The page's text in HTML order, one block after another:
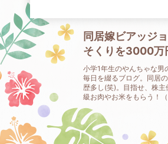
同居嫁ビアッジ
そくりを3000万
小学1年生のやんちゃな男
毎日を綴るブログ。同居
歴多し(笑)。目指せ、株
級お肉やお米をもらう！（